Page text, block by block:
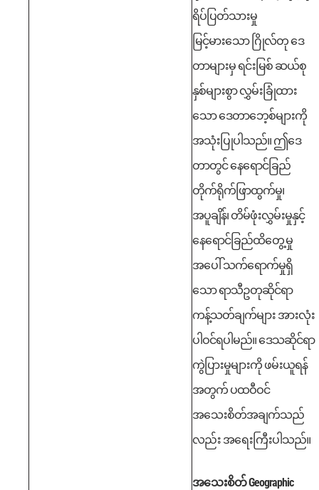
ရိပ်ပြတ်သားမှု
မြင့်မားသော ဂြိုလ်တု ဒေ
တာများမှ ရင်းမြစ် ဆယ်စု
နှစ်များစွာ လွှမ်းခြုံထား
သော ဒေတာဘေ့စ်များကို
အသုံးပြုပါသည်။ ဤဒေ
တာတွင် နေရောင်ခြည်
တိုက်ရိုက်ဖြာထွက်မှု၊
အပူချိန်၊ တိမ်ဖုံးလွှမ်းမှုနှင့်
နေရောင်ခြည်ထိတွေ့မှု
အပေါ် သက်ရောက်မှုရှိ
သော ရာသီဥတုဆိုင်ရာ
ကန့်သတ်ချက်များ အားလုံး
ပါဝင်ရပါမည်။ ဒေသဆိုင်ရာ
ကွဲပြားမှုများကို ဖမ်းယူရန်
အတွက် ပထဝီဝင်
အသေးစိတ်အချက်သည်
လည်း အရေးကြီးပါသည်။
အသေးစိတ် Geographic